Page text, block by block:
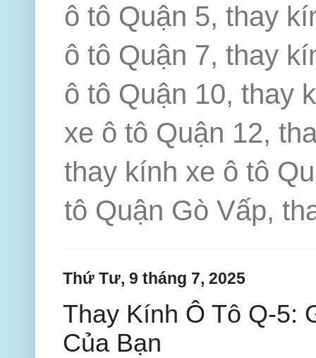
ô tô Quận 5, thay
ô tô Quận 7, thay
ô tô Quận 10, thay
xe ô tô Quận 12,
thay kính xe ô tô
tô Quận Gò Vấp,
Thứ Tư, 9 tháng 7, 2025
Thay Kính Ô Tô Q-5:
Của Bạn